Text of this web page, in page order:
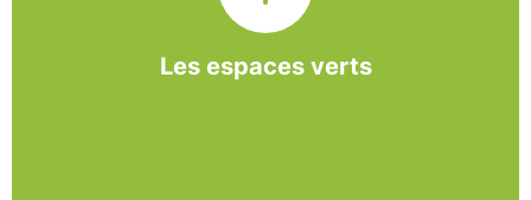
Les espaces verts
collectivités locales.